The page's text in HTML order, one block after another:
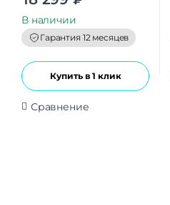
В наличии
Гарантия 12 месяцев
Купить в 1 клик
Сравнение